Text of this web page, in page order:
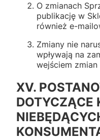
O zmianach
publikację w
również e-
Zmiany nie
wpływają na
wejściem
XV.
DOTYCZĄCE